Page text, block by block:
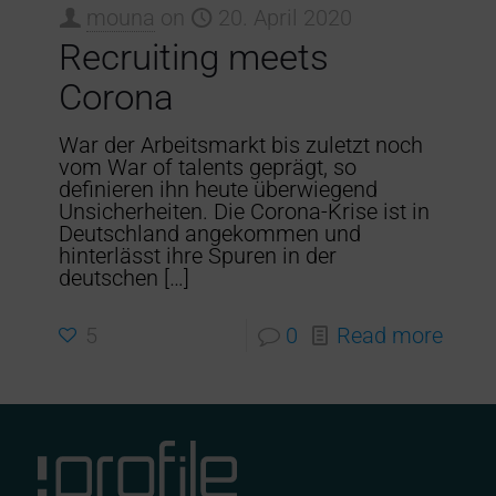
mouna on 20. April 2020
Recruiting meets
Corona
War der Arbeitsmarkt bis zuletzt noch
vom War of talents geprägt, so
definieren ihn heute überwiegend
Unsicherheiten. Die Corona-Krise ist in
Deutschland angekommen und
hinterlässt ihre Spuren in der
deutschen […]
5 0 Read more